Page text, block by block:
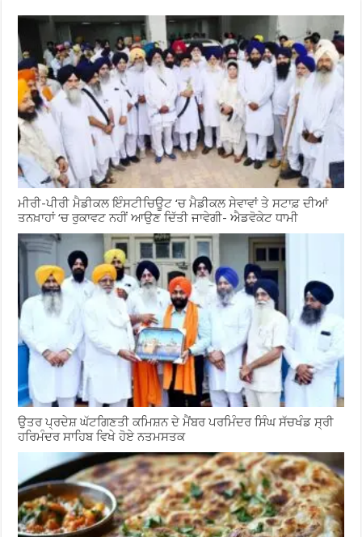
ਮੀਰੀ-ਪੀਰੀ ਮੈਡੀਕਲ ਇੰਸਟੀਚਿਊਟ ‘ਚ ਮੈਡੀਕਲ ਸੇਵਾਵਾਂ ਤੇ ਸਟਾਫ਼ ਦੀਆਂ
ਤਨਖ਼ਾਹਾਂ ‘ਚ ਰੁਕਾਵਟ ਨਹੀਂ ਆਉਣ ਦਿੱਤੀ ਜਾਵੇਗੀ- ਐਡਵੋਕੇਟ ਧਾਮੀ
ਉਤਰ ਪ੍ਰਦੇਸ਼ ਘੱਟਗਿਣਤੀ ਕਮਿਸ਼ਨ ਦੇ ਮੈਂਬਰ ਪਰਮਿੰਦਰ ਸਿੰਘ ਸੱਚਖੰਡ ਸ੍ਰੀ
ਹਰਿਮੰਦਰ ਸਾਹਿਬ ਵਿਖੇ ਹੋਏ ਨਤਮਸਤਕ